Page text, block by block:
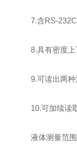
7.含RS-
8.具有密度
9.可读出两
10.可加续读
液体测量范